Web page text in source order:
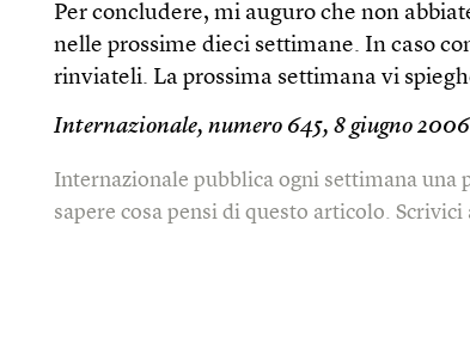
Per concludere, mi auguro che non
nelle prossime dieci settimane. In caso
rinviateli. La prossima settimana vi
Internazionale, numero 645, 8 giugno 2006
Internazionale pubblica ogni settimana una
sapere cosa pensi di questo articolo. Scrivici